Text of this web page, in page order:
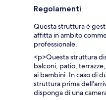
Regolamenti
Questa struttura è
affitta in ambito
professionale.
<p>Questa struttura
balconi, patio,
ai bambini. In caso di
struttura prima
disponga di una